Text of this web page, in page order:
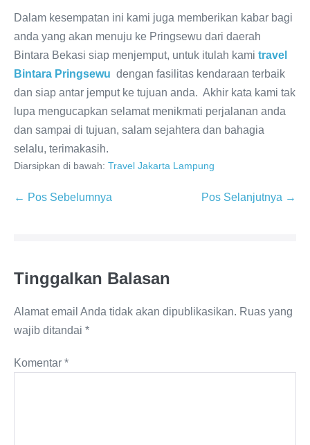
Dalam kesempatan ini kami juga memberikan kabar bagi
anda yang akan menuju ke Pringsewu dari daerah
Bintara Bekasi siap menjemput, untuk itulah kami travel
Bintara Pringsewu dengan fasilitas kendaraan terbaik
dan siap antar jemput ke tujuan anda. Akhir kata kami tak
lupa mengucapkan selamat menikmati perjalanan anda
dan sampai di tujuan, salam sejahtera dan bahagia
selalu, terimakasih.
Diarsipkan di bawah: Travel Jakarta Lampung
← Pos Sebelumnya Pos Selanjutnya →
Tinggalkan Balasan
Alamat email Anda tidak akan dipublikasikan. Ruas yang
wajib ditandai *
Komentar *